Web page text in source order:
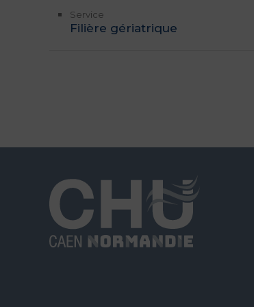
Service
Filière gériatrique